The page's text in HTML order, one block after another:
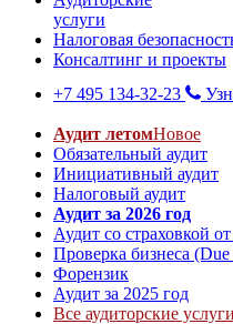
услуги
Налоговая
Консалтинг и проекты
+7 495 134-32-23
Аудит летомНовое
Обязательный аудит
Инициативный аудит
Налоговый аудит
Аудит за 2026 год
Аудит со страховкой
Проверка бизнеса
Форензик
Аудит за 2025 год
Все аудиторские услуги